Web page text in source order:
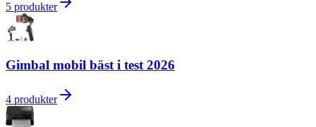
5 produkter
Gimbal mobil bäst i test 2026
4 produkter